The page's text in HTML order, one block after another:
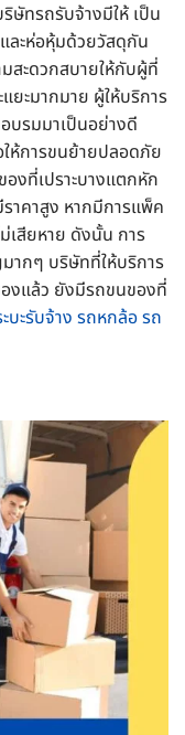
ษัทรถรับจ้างมีให้ เป็น
ละห่อหุ้มด้วยวัสดุกัน
สะดวกสบายให้กับผู้ที่
ยะมากมาย ผู้ให้บริการ
รมมาเป็นอย่างดี
ห้การขนย้ายปลอดภัย
องที่เปราะบางแตกหัก
าคาสูง หากมีการแพ็ค
เสียหาย ดังนั้น การ
ากๆ บริษัทที่ให้บริการ
งแล้ว ยังมีรถขนของที่
บะรับจ้าง รถหกล้อรถ